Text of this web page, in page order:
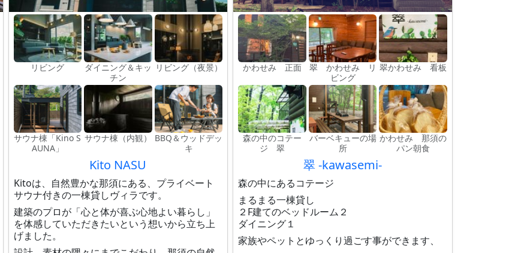
リビング
ダイニング＆キッ
チン
リビング（夜景）
サウナ棟「Kino S
AUNA」
サウナ棟（内観）
BBQ＆ウッドデッ
キ
Kito NASU
Kitoは、自然豊かな那須にある、プライベート
サウナ付きの一棟貸しヴィラです。
建築のプロが「心と体が喜ぶ心地よい暮らし」
を体感していただきたいという想いから立ち上
げました。
かわせみ 正面
翠 かわせみ リ
ビング
翠かわせみ 看板
森の中のコテー
ジ 翠
バーベキューの場
所
かわせみ 那須の
パン朝食
翠 -kawasemi-
森の中にあるコテージ
まるまる一棟貸し
２F建てのベッドルーム２
ダイニング１
家族やペットとゆっくり過ごす事ができます、